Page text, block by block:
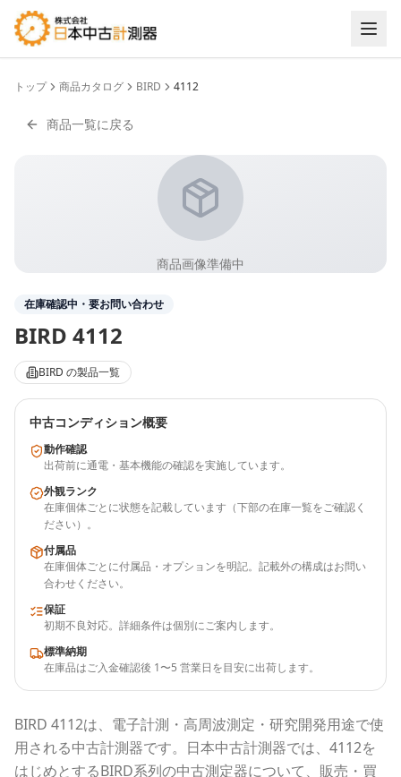
トップ 商品カタログ BIRD 4112
商品一覧に戻る
商品画像準備中
在庫確認中・要お問い合わせ
BIRD 4112
BIRD の製品一覧
中古コンディション概要
動作確認
出荷前に通電・基本機能の確認を実施しています。
外観ランク
在庫個体ごとに状態を記載しています（下部の在庫一覧をご確認く
ださい）。
付属品
在庫個体ごとに付属品・オプションを明記。記載外の構成はお問い
合わせください。
保証
初期不良対応。詳細条件は個別にご案内します。
標準納期
在庫品はご入金確認後 1〜5 営業日を目安に出荷します。
BIRD 4112は、電子計測・高周波測定・研究開発用途で使
用される中古計測器です。 日本中古計測器では、 4112を
はじめとするBIRD系列の中古測定器について、販売・買